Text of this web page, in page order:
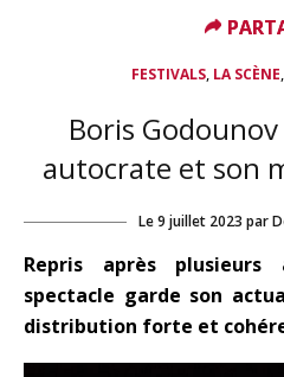
FESTIVALS, LA SCÈNE,
Boris
autocrate et son
Le9 juillet 2023 par
Repris après plusieurs
spectacle garde son
distribution forte et